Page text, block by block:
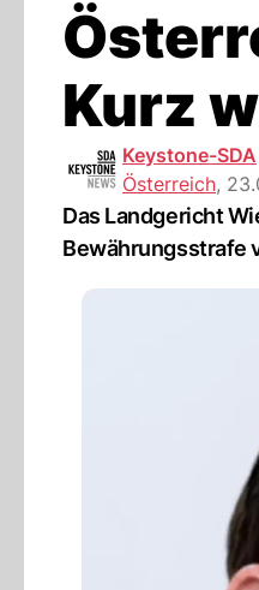
Kurz
Keystone-SDA
Österreich,
Das Landgericht
Bewährungsstrafe